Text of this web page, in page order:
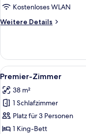
Kostenloses WLAN
Weitere Details
Weitere
Zimmer
Alle
Fotos
für
Premier-
Zimmer
anzeigen
6
Premier-Zimmer
38 m²
1 Schlafzimmer
Platz für 3 Personen
1 King-Bett